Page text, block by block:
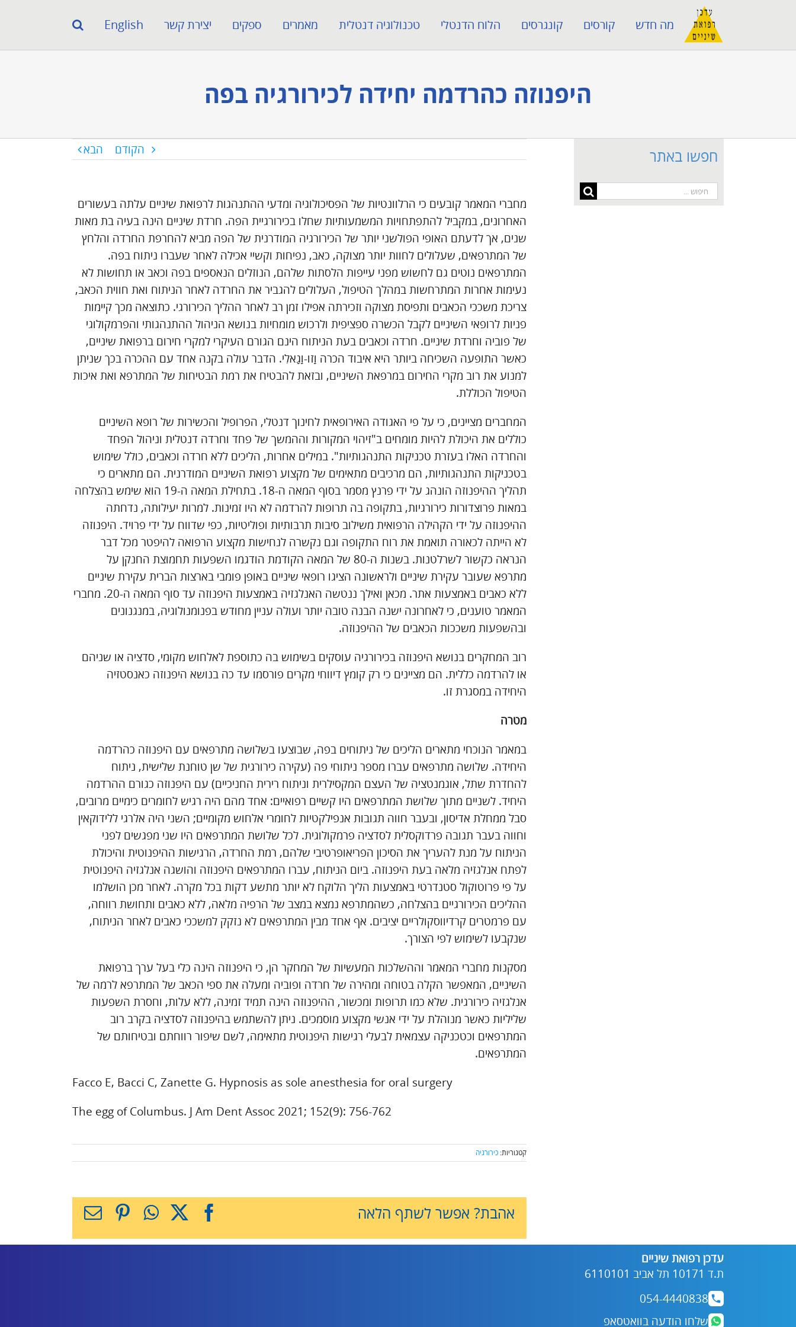
מה חדש קורסים קונגרסים הלוח הדנטלי טכנולוגיה דנטלית מאמרים ספקים יצירת קשר English
היפנוזה כהרדמה יחידה לכירורגיה בפה
הקודם הבא
מחברי המאמר קובעים כי הרלוונטיות של הפסיכולוגיה ומדעי ההתנהגות לרפואת שיניים עלתה בעשורים
האחרונים, במקביל להתפתחויות המשמעותיות שחלו בכירורגיית הפה. חרדת שיניים הינה בעיה בת מאות
שנים, אך לדעתם האופי הפולשני יותר של הכירורגיה המודרנית של הפה מביא להחרפת החרדה והלחץ
של המתרפאים, שעלולים לחוות יותר מצוקה, כאב, נפיחות וקשיי אכילה לאחר שעברו ניתוח בפה.
המתרפאים נוטים גם לחשוש מפני עייפות הלסתות שלהם, הנוזלים הנאספים בפה וכאב או תחושות לא
נעימות אחרות המתרחשות במהלך הטיפול, העלולים להגביר את החרדה לאחר הניתוח ואת חווית הכאב,
צריכת משככי הכאבים ותפיסת מצוקה וזכירתה אפילו זמן רב לאחר ההליך הכירורגי. כתוצאה מכך קיימות
פניות לרופאי השיניים לקבל הכשרה ספציפית ולרכוש מומחיות בנושא הניהול ההתנהגותי והפרמקולוגי
של פוביה וחרדת שיניים. חרדה וכאבים בעת הניתוח הינם הגורם העיקרי למקרי חירום ברפואת שיניים,
כאשר התופעה השכיחה ביותר היא איבוד הכרה וָזו-וָגָאלִי. הדבר עולה בקנה אחד עם ההכרה בכך שניתן
למנוע את רוב מקרי החירום במרפאת השיניים, ובזאת להבטיח את רמת הבטיחות של המתרפא ואת איכות
הטיפול הכוללת.
המחברים מציינים, כי על פי האגודה האירופאית לחינוך דנטלי, הפרופיל והכשירות של רופא השיניים
כוללים את היכולת להיות מומחים ב"זיהוי המקורות וההמשך של פחד וחרדה דנטלית וניהול הפחד
והחרדה האלו בעזרת טכניקות התנהגותיות". במילים אחרות, הליכים ללא חרדה וכאבים, כולל שימוש
בטכניקות התנהגותיות, הם מרכיבים מתאימים של מקצוע רפואת השיניים המודרנית. הם מתארים כי
תהליך ההיפנוזה הונהג על ידי פרנץ מסמר בסוף המאה ה-18. בתחילת המאה ה-19 הוא שימש בהצלחה
במאות פרוצדורות כירורגיות, בתקופה בה תרופות להרדמה לא היו זמינות. למרות יעילותה, נדחתה
ההיפנוזה על ידי הקהילה הרפואית משילוב סיבות תרבותיות ופוליטיות, כפי שדווח על ידי פרויד. היפנוזה
לא הייתה לכאורה תואמת את רוח התקופה וגם נקשרה לנחישות מקצוע הרפואה להיפטר מכל דבר
הנראה כקשור לשרלטנות. בשנות ה-80 של המאה הקודמת הודגמו השפעות תחמוצת החנקן על
מתרפא שעובר עקירת שיניים ולראשונה הציגו רופאי שיניים באופן פומבי בארצות הברית עקירת שיניים
ללא כאבים באמצעות אתר. מכאן ואילך ננטשה האנלגזיה באמצעות היפנוזה עד סוף המאה ה-20. מחברי
המאמר טוענים, כי לאחרונה ישנה הבנה טובה יותר ועולה עניין מחודש בפנומנולוגיה, במנגנונים
ובהשפעות משככות הכאבים של ההיפנוזה.
רוב המחקרים בנושא היפנוזה בכירורגיה עוסקים בשימוש בה כתוספת לאלחוש מקומי, סדציה או שניהם
או להרדמה כללית. הם מציינים כי רק קומץ דיווחי מקרים פורסמו עד כה בנושא היפנוזה כאנסטזיה
היחידה במסגרת זו.
מטרה
במאמר הנוכחי מתארים הליכים של ניתוחים בפה, שבוצעו בשלושה מתרפאים עם היפנוזה כהרדמה
היחידה. שלושה מתרפאים עברו מספר ניתוחי פה (עקירה כירורגית של שן טוחנת שלישית, ניתוח
להחדרת שתל, אוגמנטציה של העצם המקסילרית וניתוח רירית החניכיים) עם היפנוזה כגורם ההרדמה
היחיד. לשניים מתוך שלושת המתרפאים היו קשיים רפואיים: אחד מהם היה רגיש לחומרים כימיים מרובים,
סבל ממחלת אדיסון, ובעבר חווה תגובות אנפילקטיות לחומרי אלחוש מקומיים; השני היה אלרגי ללידוקאין
וחווה בעבר תגובה פרדוקסלית לסדציה פרמקולוגית. לכל שלושת המתרפאים היו שני מפגשים לפני
הניתוח על מנת להעריך את הסיכון הפריאופרטיבי שלהם, רמת החרדה, הרגישות ההיפנוטית והיכולת
לפתח אנלגזיה מלאה בעת היפנוזה. ביום הניתוח, עברו המתרפאים היפנוזה והושגה אנלגזיה היפנוטית
על פי פרוטוקול סטנדרטי באמצעות הליך הלוקח לא יותר מתשע דקות בכל מקרה. לאחר מכן הושלמו
ההליכים הכירורגיים בהצלחה, כשהמתרפא נמצא במצב של הרפיה מלאה, ללא כאבים ותחושת רווחה,
עם פרמטרים קרדיווסקולריים יציבים. אף אחד מבין המתרפאים לא נזקק למשככי כאבים לאחר הניתוח,
שנקבעו לשימוש לפי הצורך.
מסקנות מחברי המאמר וההשלכות המעשיות של המחקר הן, כי היפנוזה הינה כלי בעל ערך ברפואת
השיניים, המאפשר הקלה בטוחה ומהירה של חרדה ופוביה ומעלה את ספי הכאב של המתרפא לרמה של
אנלגזיה כירורגית. שלא כמו תרופות ומכשור, ההיפנוזה הינה תמיד זמינה, ללא עלות, וחסרת השפעות
שליליות כאשר מנוהלת על ידי אנשי מקצוע מוסמכים. ניתן להשתמש בהיפנוזה לסדציה בקרב רוב
המתרפאים וכטכניקה עצמאית לבעלי רגישות היפנוטית מתאימה, לשם שיפור רווחתם ובטיחותם של
המתרפאים.
Facco E, Bacci C, Zanette G. Hypnosis as sole anesthesia for oral surgery
The egg of Columbus. J Am Dent Assoc 2021; 152(9): 756-762
קטגוריות: כירורגיה
אהבת? אפשר לשתף הלאה Facebook
X
WhatsApp
Pinterest
כתובת
אלקטרוני
חפשו באתר
חיפוש...
עדכן רפואת שיניים
ת.ד 10171 תל אביב 6110101
054-4440838
שלחו הודעה בוואטסאפ